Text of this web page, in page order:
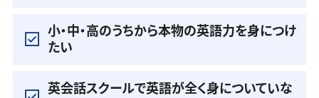
小・中・高のうちから本物の英語力を身につけ
たい
英会話スクールで英語が全く身についていな